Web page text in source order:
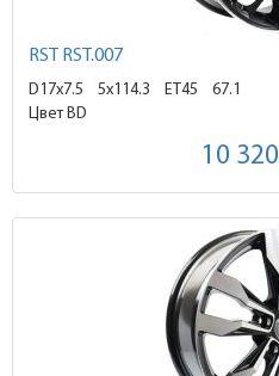
RST RST.007
D17x7.5 5x114.3 ET45
67.1
Цвет BD
10 320